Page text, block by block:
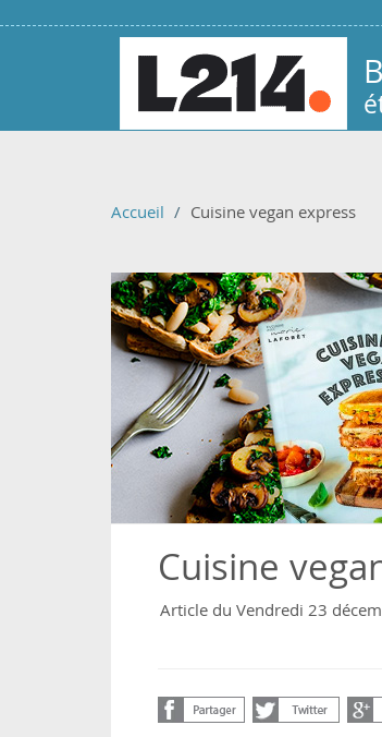
Accueil Cuisine vegan express
Cuisine
Article du Vendredi 23